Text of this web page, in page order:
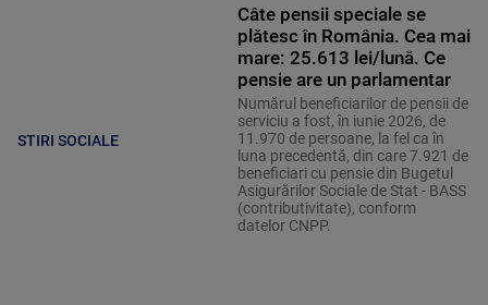
STIRI SOCIALE
Câte pensii speciale se
plătesc în România. Cea mai
mare: 25.613 lei/lună. Ce
pensie are un parlamentar
Numărul beneficiarilor de pensii de
serviciu a fost, în iunie 2026, de
11.970 de persoane, la fel ca în
luna precedentă, din care 7.921 de
beneficiari cu pensie din Bugetul
Asigurărilor Sociale de Stat - BASS
(contributivitate), conform
datelor CNPP.